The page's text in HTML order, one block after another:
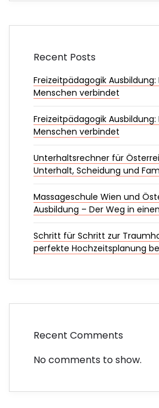
Recent Posts
Freizeitpädagogik Ausbildung:
Menschen verbindet
Freizeitpädagogik Ausbildung:
Menschen verbindet
Unterhaltsrechner für
Unterhalt, Scheidung und
Massageschule Wien und
Ausbildung – Der Weg in
Schritt für Schritt zur
perfekte Hochzeitsplanung
Recent Comments
No comments to show.